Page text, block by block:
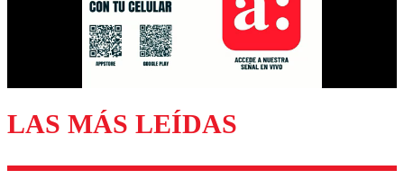
Enviar comentario
LAS MÁS LEÍDAS